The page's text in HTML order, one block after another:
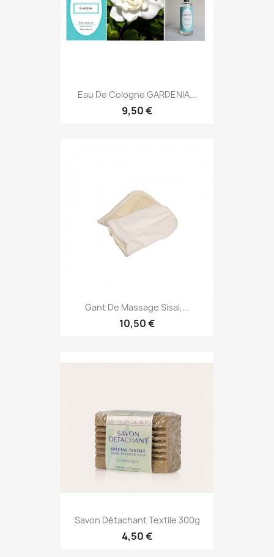
Eau De Cologne GARDENIA...
9,50 €
Gant De Massage Sisal,...
10,50 €
Savon Détachant Textile 300g
4,50 €